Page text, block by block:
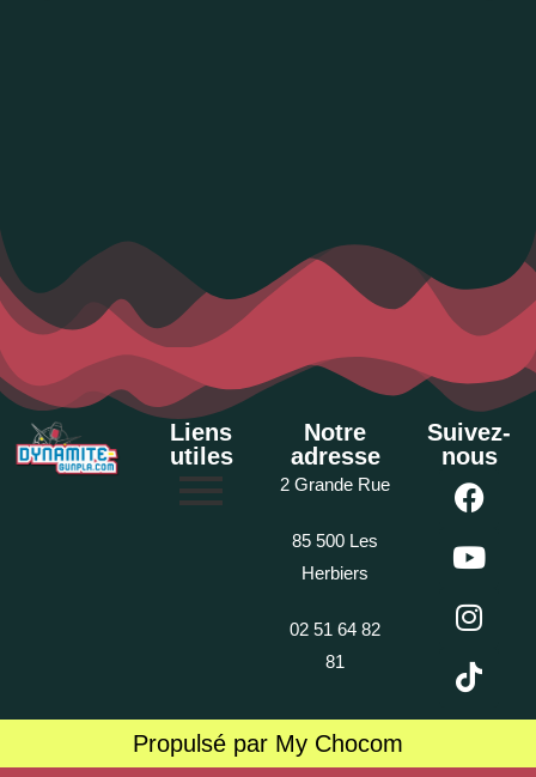
Liens
utiles
Notre
adresse
2 Grande Rue
85 500 Les
Herbiers
02 51 64 82
81
Suivez-
nous
Propulsé par My Chocom